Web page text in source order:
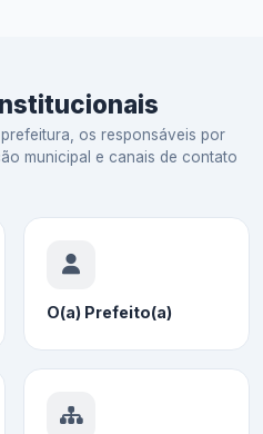
os responsáveis por
municipal e canais de contato
O(a) Prefeito(a)